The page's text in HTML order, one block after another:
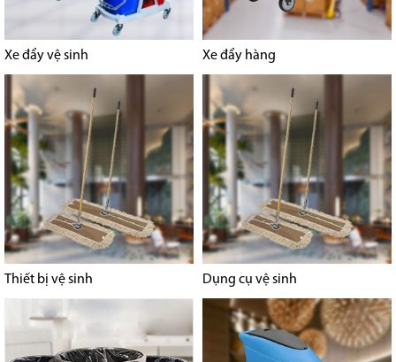
Xe đẩy vệ sinh Xe đẩy hàng
Thiết bị vệ sinh Dụng cụ vệ sinh